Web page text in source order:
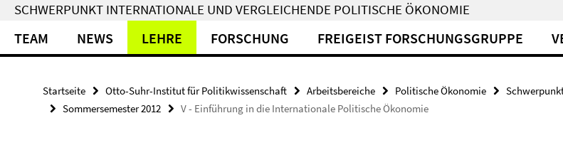
SCHWERPUNKT INTERNATIONALE UND VERGLEICHENDE POLITISCHE ÖKONOMIE
TEAM NEWS LEHRE FORSCHUNG FREIGEIST FORSCHUNGSGRUPPE
Startseite Otto-Suhr-Institut für Politikwissenschaft Arbeitsbereiche Politische Ökonomie
Sommersemester 2012
V - Einführung in die Internationale Politische Ökonomie